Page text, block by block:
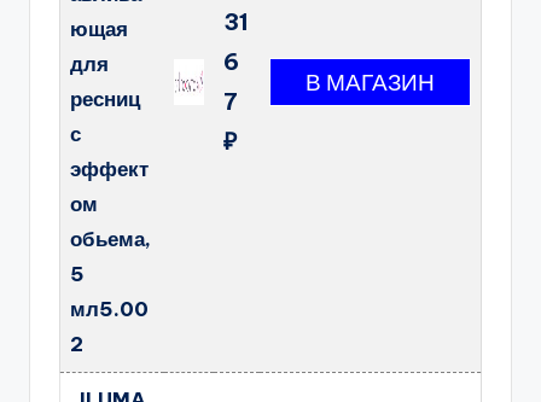
ющая
для
ресниц
с
эффект
ом
обьема,
5
мл5.00
2
31
6
7
₽